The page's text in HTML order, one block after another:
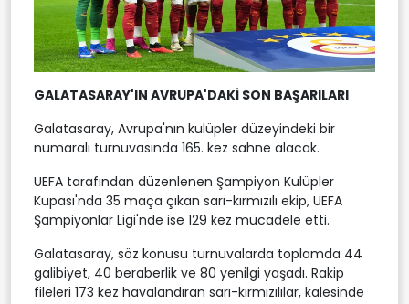
GALATASARAY'IN AVRUPA'DAKİ SON BAŞARILARI
Galatasaray, Avrupa'nın kulüpler düzeyindeki bir
numaralı turnuvasında 165. kez sahne alacak.
UEFA tarafından düzenlenen Şampiyon Kulüpler
Kupası'nda 35 maça çıkan sarı-kırmızılı ekip, UEFA
Şampiyonlar Ligi'nde ise 129 kez mücadele etti.
Galatasaray, söz konusu turnuvalarda toplamda 44
galibiyet, 40 beraberlik ve 80 yenilgi yaşadı. Rakip
fileleri 173 kez havalandıran sarı-kırmızılılar, kalesinde